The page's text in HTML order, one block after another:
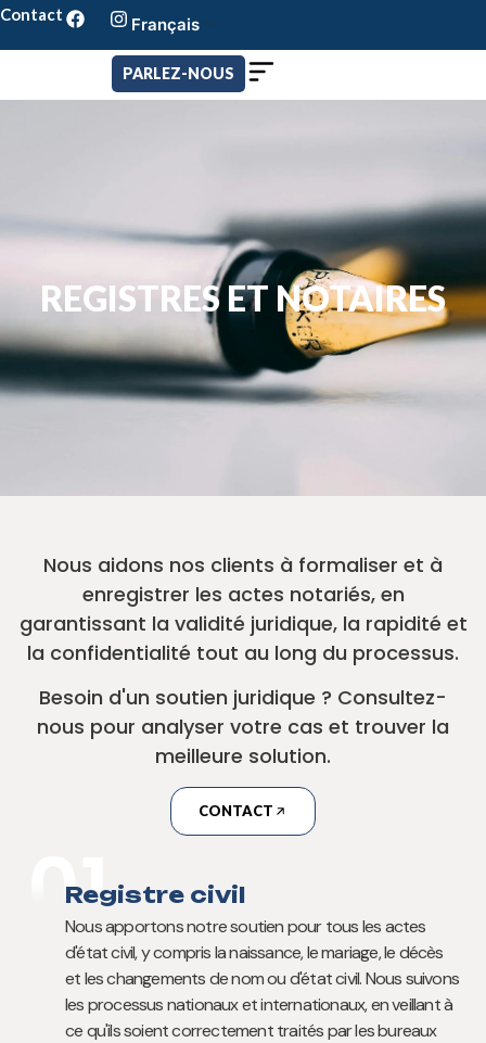
Contact
Français
Português
English
PARLEZ-NOUS
REGISTRES ET NOTAIRES
Nous aidons nos clients à formaliser et à
enregistrer les actes notariés, en
garantissant la validité juridique, la rapidité et
la confidentialité tout au long du processus.
Besoin d'un soutien juridique ? Consultez-
nous pour analyser votre cas et trouver la
meilleure solution.
CONTACT
01
Registre civil
Nous apportons notre soutien pour tous les actes
d'état civil, y compris la naissance, le mariage, le décès
et les changements de nom ou d'état civil. Nous suivons
les processus nationaux et internationaux, en veillant à
ce qu'ils soient correctement traités par les bureaux